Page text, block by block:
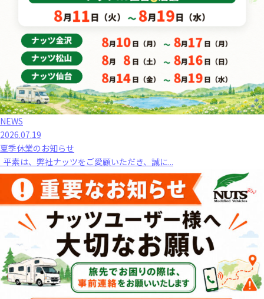
NEWS
2026.07.19
夏季休業のお知らせ
平素は、弊社ナッツをご愛顧いただき、誠に...